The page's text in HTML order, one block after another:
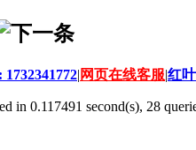
| 网页在线客服|红
in 0.117491 second(s), 28